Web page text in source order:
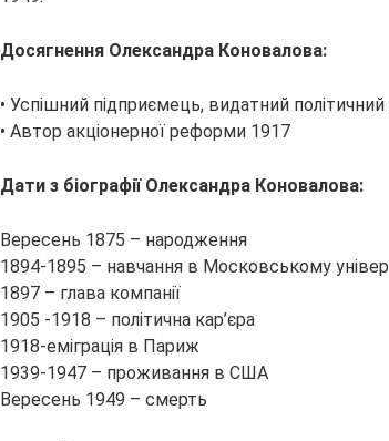
Досягнення Олександра Коновалова:
• Успішний підприємець, видатний політичний
• Автор акціонерної реформи 1917
Дати з біографії Олександра Коновалова:
Вересень 1875 – народження
1894-1895 – навчання в Московському
1897 – глава компанії
1905 -1918 – політична кар’єра
1918-еміграція в Париж
1939-1947 – проживання в США
Вересень 1949 – смерть